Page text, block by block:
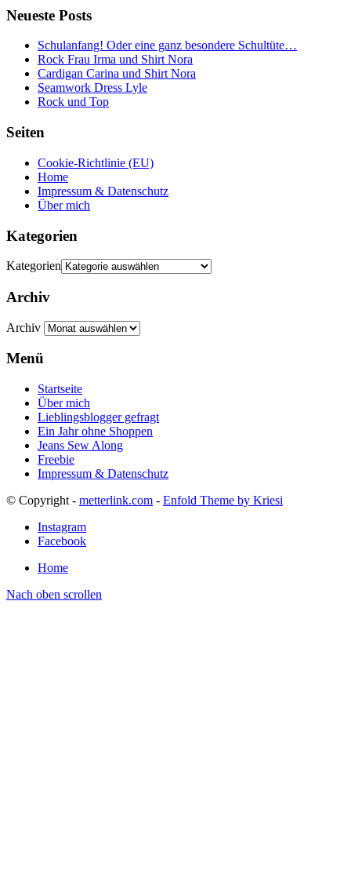
Neueste Posts
Schulanfang! Oder eine ganz besondere Schultüte…
Rock Frau Irma und Shirt Nora
Cardigan Carina und Shirt Nora
Seamwork Dress Lyle
Rock und Top
Seiten
Cookie-Richtlinie (EU)
Home
Impressum & Datenschutz
Über mich
Kategorien
Kategorien
Archiv
Archiv
Menü
Startseite
Über mich
Lieblingsblogger gefragt
Ein Jahr ohne Shoppen
Jeans Sew Along
Freebie
Impressum & Datenschutz
© Copyright - metterlink.com - Enfold Theme by Kriesi
Instagram
Facebook
Home
Nach oben scrollen